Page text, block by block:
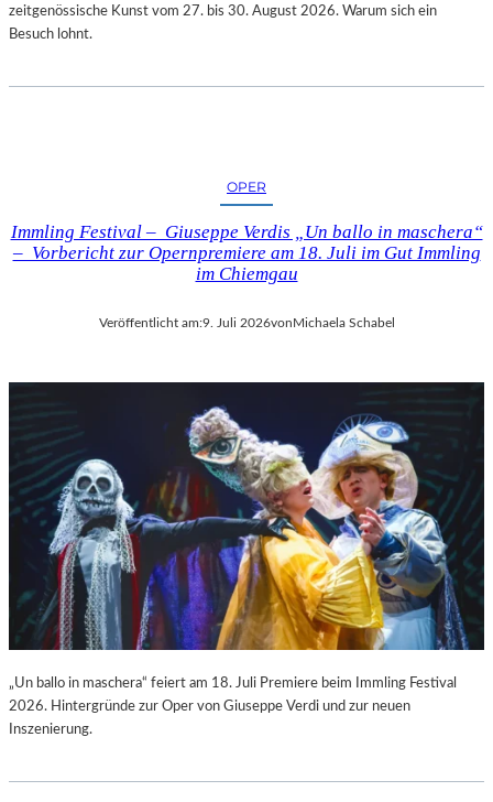
zeitgenössische Kunst vom 27. bis 30. August 2026. Warum sich ein
Besuch lohnt.
OPER
Immling Festival – Giuseppe Verdis „Un ballo in maschera“
– Vorbericht zur Opernpremiere am 18. Juli im Gut Immling
im Chiemgau
Veröffentlicht am:9. Juli 2026vonMichaela Schabel
„Un ballo in maschera“ feiert am 18. Juli Premiere beim Immling Festival
2026. Hintergründe zur Oper von Giuseppe Verdi und zur neuen
Inszenierung.